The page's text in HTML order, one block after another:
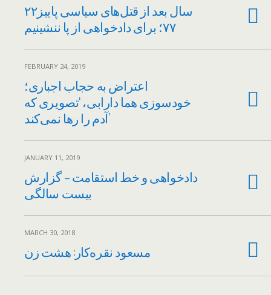
۲۲سال بعد از قتل‌های سیاسی پاییز
۷۷؛ برای دادخواهی از پا ننشینیم
FEBRUARY 24, 2019
اعتراض به حجاب اجباری؛
خودسوزی هما دارابی، ‘تصویری که
آدم را رها نمی‌کند’
JANUARY 11, 2019
دادخواهی و خط استقامت – گزارش
بیست سالگی
MARCH 30, 2018
مسعود نقره‌کار: هشت زن